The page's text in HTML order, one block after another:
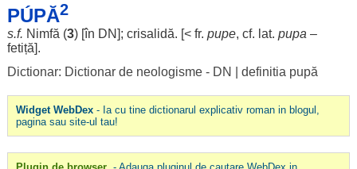
PÚPĂ2
s.f. Nimfă (3) [în DN]; crisalidă. [< fr. pupe, cf. lat. pupa –
fetiță].
Dictionar: Dictionar de neologisme - DN
definitia pupă
Widget WebDex- Ia cu tine dictionarul explicativ roman in blogul,
pagina sau site-ul tau!